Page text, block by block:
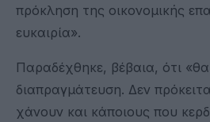
πρόκληση της οικονομικής
ευκαιρία».
Παραδέχθηκε, βέβαια, ότι «θα
διαπραγμάτευση. Δεν
χάνουν και κάποιους που